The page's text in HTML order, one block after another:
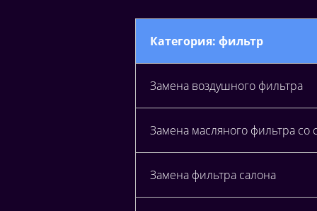
Категория: фильтр
Замена воздушного фильтра
Замена масляного фильтра со
Замена фильтра салона